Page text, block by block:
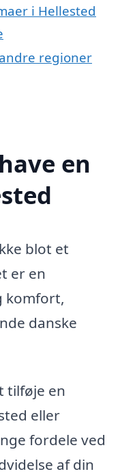
i Hellested
regioner
en
blot et
er en
komfort,
danske
tilføje en
eller
fordele ved
af din